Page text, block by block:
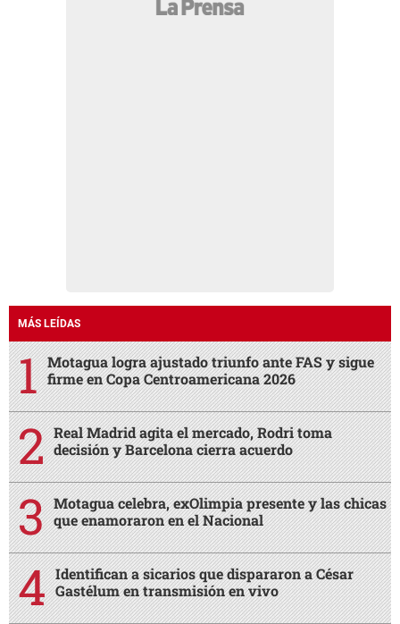
MÁS LEÍDAS
Motagua logra ajustado triunfo ante FAS y sigue
firme en Copa Centroamericana 2026
Real Madrid agita el mercado, Rodri toma
decisión y Barcelona cierra acuerdo
Motagua celebra, exOlimpia presente y las chicas
que enamoraron en el Nacional
Identifican a sicarios que dispararon a César
Gastélum en transmisión en vivo